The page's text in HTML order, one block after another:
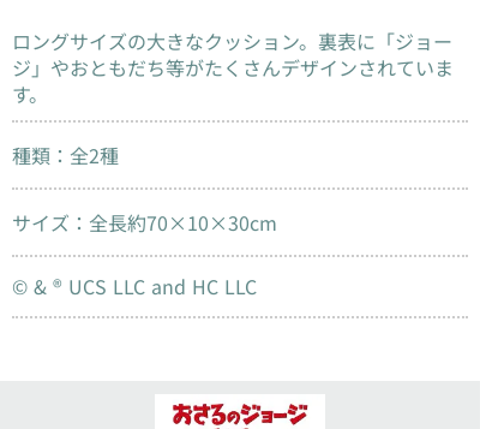
ロングサイズの大きなクッション。裏表に「ジョー
ジ」やおともだち等がたくさんデザインされていま
す。
種類：全2種
サイズ：全長約70×10×30cm
© & ® UCS LLC and HC LLC